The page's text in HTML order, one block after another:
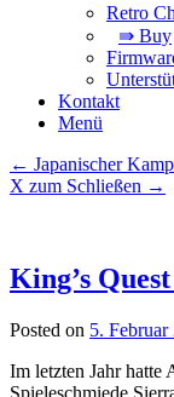
Retro
⇛ Buy
Kontakt
Menü
Beitragsnavigation
← Japanischer
X zum Schließen →
King’s
Posted on 5. Februar
Im letzten Jahr hatte
Spieleschmiede